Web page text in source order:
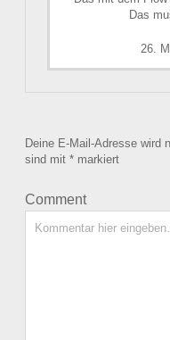
Das
26.
Deine E-Mail-Adresse wird
sind mit * markiert
Comment